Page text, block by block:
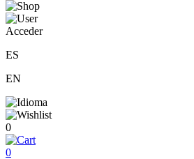
Acceder
ES
EN
0
0